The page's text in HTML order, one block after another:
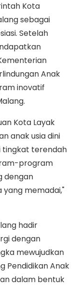
Kota
sebagai
Setelah
Anak
inovatif
Kota Layak
anak usia dini
tingkat terendah
program
dengan
memadai,"
hadir
dengan
mewujudkan
Pendidikan Anak
dalam bentuk